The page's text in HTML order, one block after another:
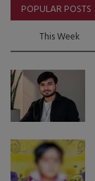
POPULAR POSTS
This Week